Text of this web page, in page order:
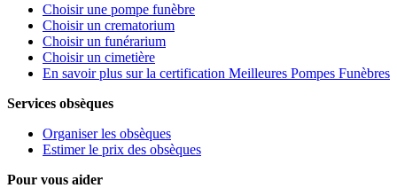
Choisir une pompe funèbre
Choisir un crematorium
Choisir un funérarium
Choisir un cimetière
En savoir plus sur la certification Meilleures Pompes Funèbres
Services obsèques
Organiser les obsèques
Estimer le prix des obsèques
Pour vous aider